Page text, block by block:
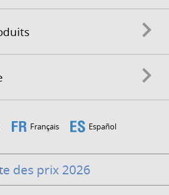
Français Español
des prix 2026